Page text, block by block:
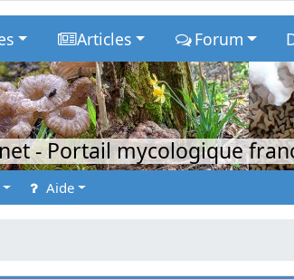
Articles Forum
- Portail mycologique
Aide